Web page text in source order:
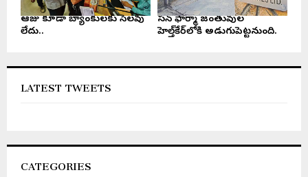
ఆరోజు కూడా బ్యాంకులకు సెలవు
లేదు..
సన్ ఫార్మా జంతువుల
హెల్త్‌కేర్‌లోకి అడుగుపెట్టనుంది.
LATEST TWEETS
CATEGORIES